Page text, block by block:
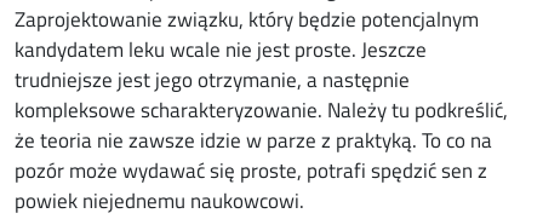
Zaprojektowanie związku, który będzie potencjalnym
kandydatem leku wcale nie jest proste. Jeszcze
trudniejsze jest jego otrzymanie, a następnie
kompleksowe scharakteryzowanie. Należy tu podkreślić,
że teoria nie zawsze idzie w parze z praktyką. To co na
pozór może wydawać się proste, potrafi spędzić sen z
powiek niejednemu naukowcowi.